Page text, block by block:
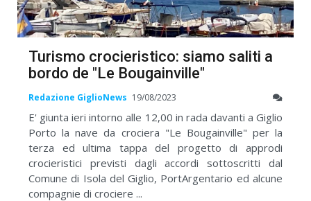
Turismo crocieristico: siamo saliti a
bordo de "Le Bougainville"
Redazione GiglioNews 19/08/2023
E' giunta ieri intorno alle 12,00 in rada davanti a Giglio
Porto la nave da crociera "Le Bougainville" per la
terza ed ultima tappa del progetto di approdi
crocieristici previsti dagli accordi sottoscritti dal
Comune di Isola del Giglio, PortArgentario ed alcune
compagnie di crociere ...